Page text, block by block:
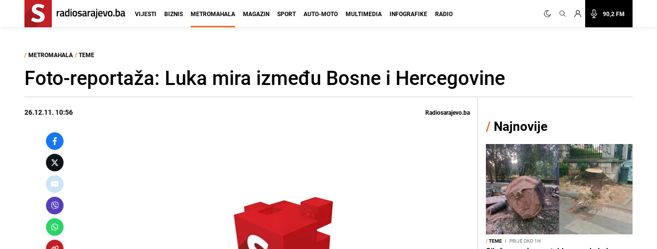
90,2 FM
VIJESTI BIZNIS METROMAHALA MAGAZIN SPORT AUTO-MOTO MULTIMEDIA INFOGRAFIKE RADIO
/ METROMAHALA / TEME
Foto-reportaža: Luka mira između Bosne i Hercegovine
26.12.11. 10:56 Radiosarajevo.ba
/ Najnovije
/TEME I PRIJE OKO 1H